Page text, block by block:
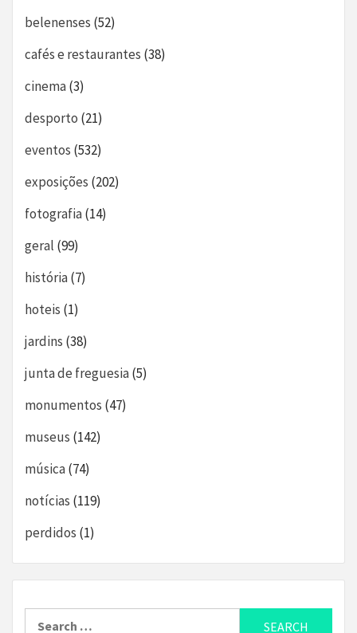
belenenses (52)
cafés e restaurantes (38)
cinema(3)
desporto (21)
eventos (532)
exposições (202)
fotografia(14)
geral (99)
história(7)
hoteis (1)
jardins (38)
junta de freguesia(5)
monumentos (47)
museus (142)
música(74)
notícias (119)
perdidos (1)